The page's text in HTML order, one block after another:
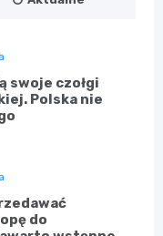
swoje czołgi
Polska nie
do